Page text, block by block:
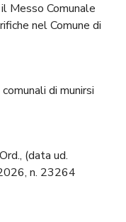
Messo Comunale
nel Comune di
di munirsi
(data ud.
n. 23264